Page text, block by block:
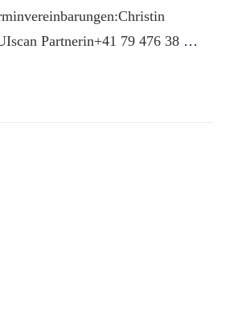
Partnerin+41 79 476 38 …